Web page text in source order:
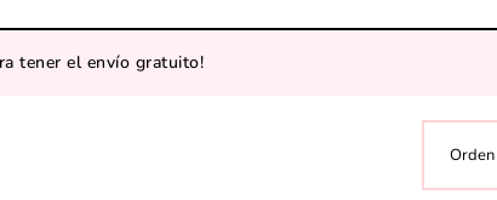
tener el envío gratuito!